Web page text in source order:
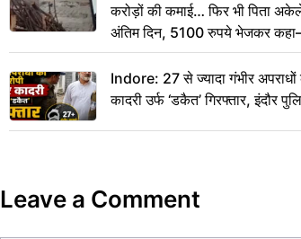
करोड़ों की कमाई… फिर भी पिता
अंतिम दिन, 5100 रुपये भेजकर
दीजिए हम नहीं आ पाएंगे
Indore: 27 से ज्यादा गंभीर
कादरी उर्फ ‘डकैत’ गिरफ्तार, इंदौर
Leave a Comment